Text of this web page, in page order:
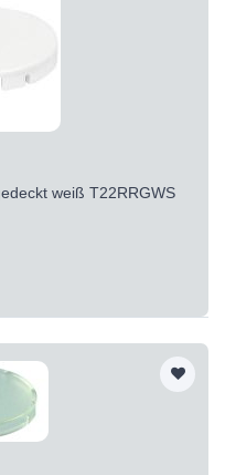
weiß T22RRGWS